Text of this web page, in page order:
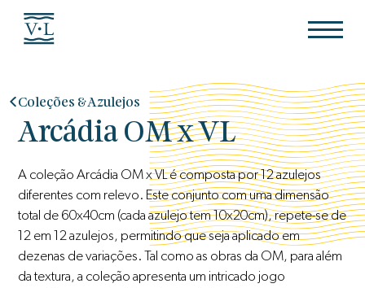
Coleções & Azulejos
Arcádia OM x VL
A coleção Arcádia OM x VL é composta por 12 azulejos
diferentes com relevo. Este conjunto com uma dimensão
total de 60x40cm (cada azulejo tem 10x20cm), repete-se de
12 em 12 azulejos, permitindo que seja aplicado em
dezenas de variações. Tal como as obras da OM, para além
da textura, a coleção apresenta um intricado jogo